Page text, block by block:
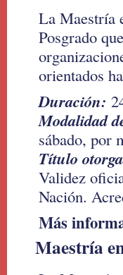
La Maestría
Posgrado
orientados
Duración:
Modalidad
sábado, por
Título
Validez
Nación.
Más
Maestría